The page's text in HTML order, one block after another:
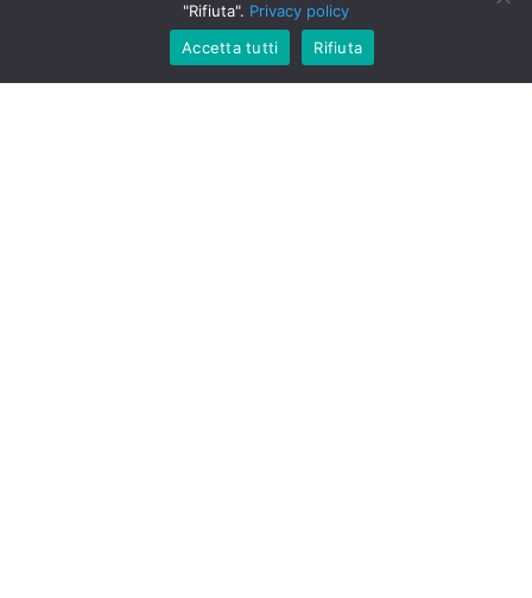
"Rifiuta". Privacy policy
Accetta tutti
Rifiuta